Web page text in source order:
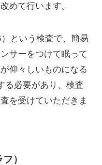
めて行います。
という検査で、簡易
サーをつけて眠って
仰々しいものになる
る必要があり、検査
を受けていただきま
）